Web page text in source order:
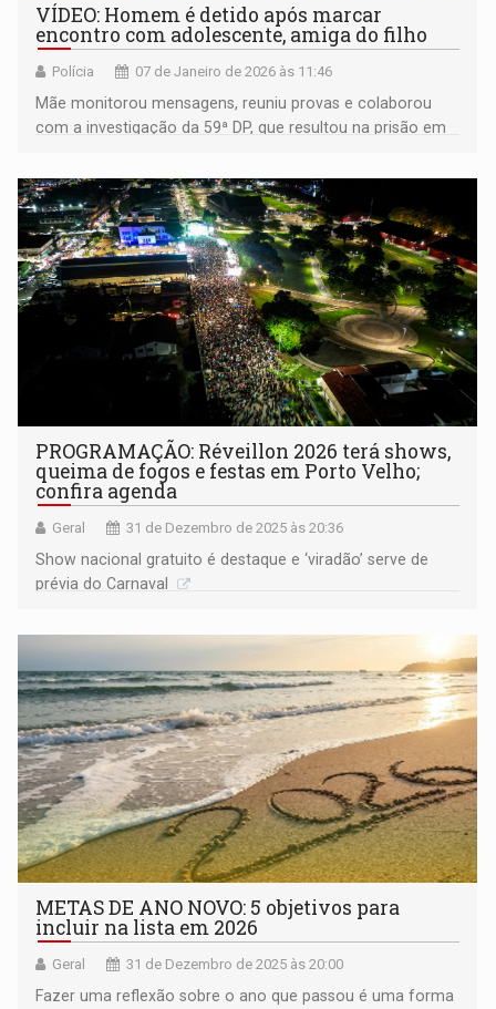
VÍDEO: Homem é detido após marcar
encontro com adolescente, amiga do filho
Polícia 07 de Janeiro de 2026 às 11:46
Mãe monitorou mensagens, reuniu provas e colaborou
com a investigação da 59ª DP, que resultou na prisão em
PROGRAMAÇÃO: Réveillon 2026 terá shows,
queima de fogos e festas em Porto Velho;
confira agenda
Geral 31 de Dezembro de 2025 às 20:36
Show nacional gratuito é destaque e ‘viradão’ serve de
prévia do Carnaval
METAS DE ANO NOVO: 5 objetivos para
incluir na lista em 2026
Geral 31 de Dezembro de 2025 às 20:00
Fazer uma reflexão sobre o ano que passou é uma forma